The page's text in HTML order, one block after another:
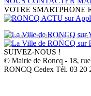
VOTRE SMARTPHONE
Réalisation du site: Agence
SUIVEZ-NOUS !
© Mairie de Roncq - 18,
RONCQ Cedex Tél. 03 20